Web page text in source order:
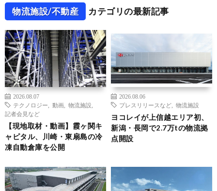
物流施設/不動産 カテゴリの最新記事
2026.08.07
テクノロジー
動画 物流施設
記者会見など
【現地取材・動画】霞ヶ関キ
ャピタル、川崎・東扇島の冷
凍自動倉庫を公開
2026.08.06
プレスリリースなど
物流施設
ヨコレイが上信越エリア初、
新潟・長岡で2.7万tの物流拠
点開設